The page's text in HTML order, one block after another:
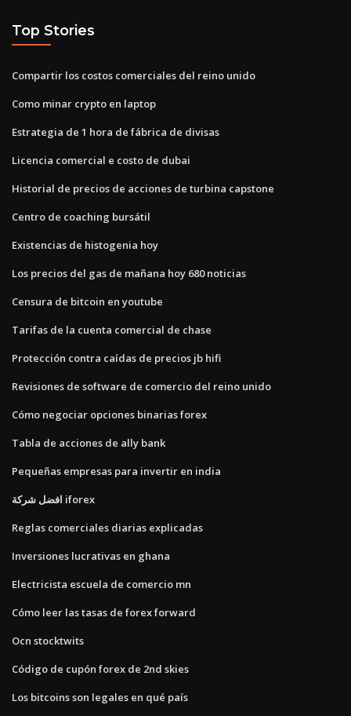
Top Stories
Compartir los costos comerciales del reino unido
Como minar crypto en laptop
Estrategia de 1 hora de fábrica de divisas
Licencia comercial e costo de dubai
Historial de precios de acciones de turbina capstone
Centro de coaching bursátil
Existencias de histogenia hoy
Los precios del gas de mañana hoy 680 noticias
Censura de bitcoin en youtube
Tarifas de la cuenta comercial de chase
Protección contra caídas de precios jb hifi
Revisiones de software de comercio del reino unido
Cómo negociar opciones binarias forex
Tabla de acciones de ally bank
Pequeñas empresas para invertir en india
افضل شركة iforex
Reglas comerciales diarias explicadas
Inversiones lucrativas en ghana
Electricista escuela de comercio mn
Cómo leer las tasas de forex forward
Ocn stocktwits
Código de cupón forex de 2nd skies
Los bitcoins son legales en qué país